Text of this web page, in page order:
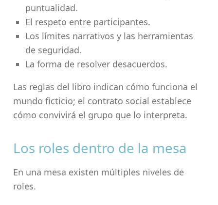
puntualidad.
El respeto entre participantes.
Los límites narrativos y las herramientas
de seguridad.
La forma de resolver desacuerdos.
Las reglas del libro indican cómo funciona el
mundo ficticio; el contrato social establece
cómo convivirá el grupo que lo interpreta.
Los roles dentro de la mesa
En una mesa existen múltiples niveles de
roles.